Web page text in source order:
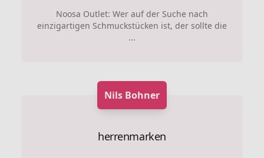
Noosa Outlet: Wer auf der Suche nach
einzigartigen Schmuckstücken ist, der sollte die
...
Nils Bohner
herrenmarken